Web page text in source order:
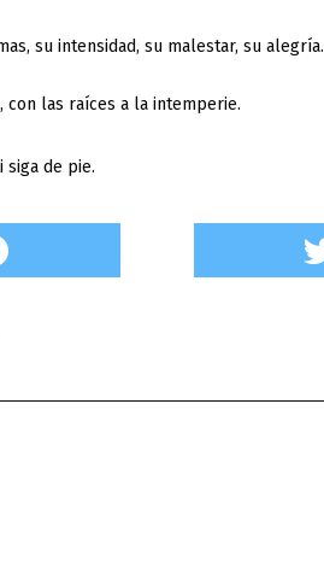
su intensidad, su malestar, su alegría.
con las raíces a la intemperie.
siga de pie.